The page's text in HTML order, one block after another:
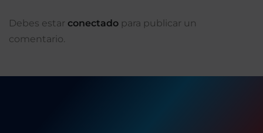
Debes estar conectado para publicar un
comentario.